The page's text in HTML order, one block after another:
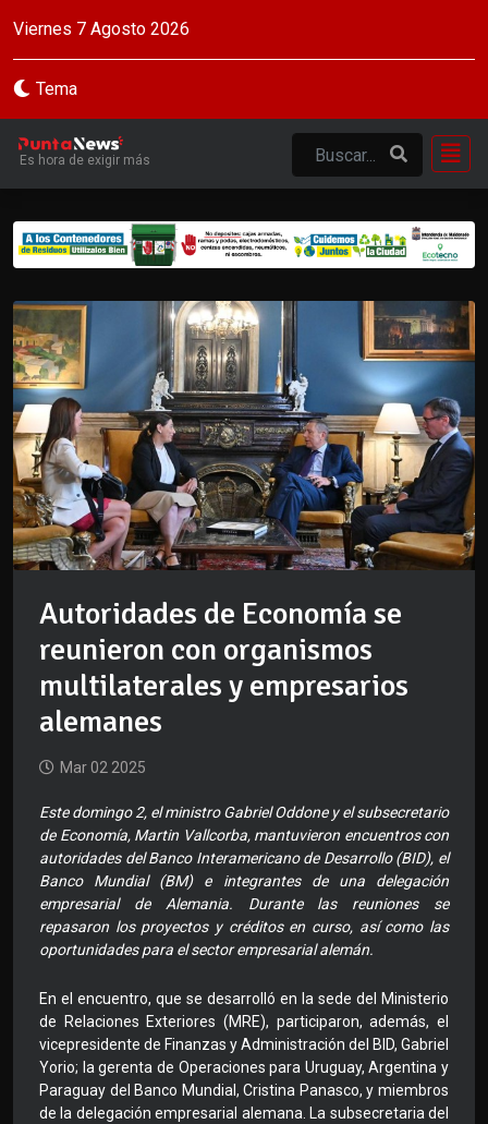
Viernes 7 Agosto 2026
Tema
Es hora de exigir más
Autoridades de Economía se
reunieron con organismos
multilaterales y empresarios
alemanes
Mar 02 2025
Este domingo 2, el ministro Gabriel Oddone y el subsecretario
de Economía, Martin Vallcorba, mantuvieron encuentros con
autoridades del Banco Interamericano de Desarrollo (BID), el
Banco Mundial (BM) e integrantes de una delegación
empresarial de Alemania. Durante las reuniones se
repasaron los proyectos y créditos en curso, así como las
oportunidades para el sector empresarial alemán.
En el encuentro, que se desarrolló en la sede del Ministerio
de Relaciones Exteriores (MRE), participaron, además, el
vicepresidente de Finanzas y Administración del BID, Gabriel
Yorio; la gerenta de Operaciones para Uruguay, Argentina y
Paraguay del Banco Mundial, Cristina Panasco, y miembros
de la delegación empresarial alemana. La subsecretaria del